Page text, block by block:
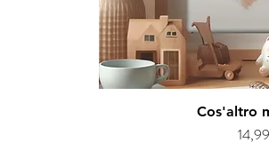
Vista
Cos'altro